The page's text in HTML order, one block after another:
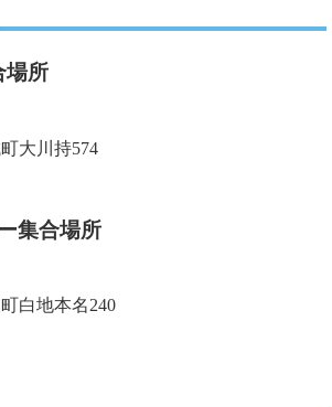
場所
大川持574
集合場所
白地本名240